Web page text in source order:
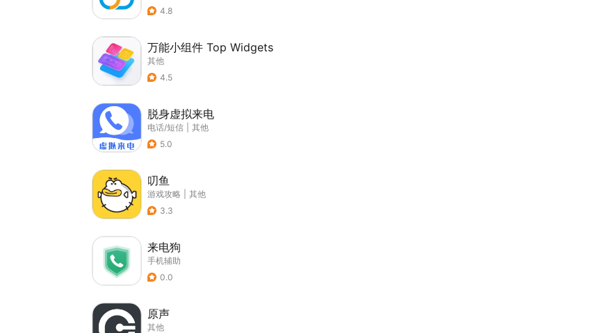
4.8
万能小组件 Top Widgets
其他
4.5
脱身虚拟来电
电话/短信
其他
5.0
叨鱼
游戏攻略
其他
3.3
来电狗
手机辅助
0.0
原声
其他